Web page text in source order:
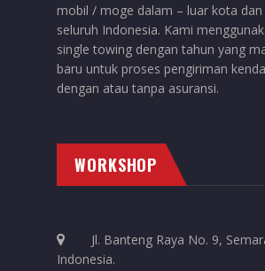
mobil / moge dalam – luar kota dan
seluruh Indonesia. Kami
single towing dengan tahun yang
baru untuk proses pengiriman
dengan atau tanpa asuransi.
WORKSHOP
Jl. Banteng Raya No. 9,
Indonesia.